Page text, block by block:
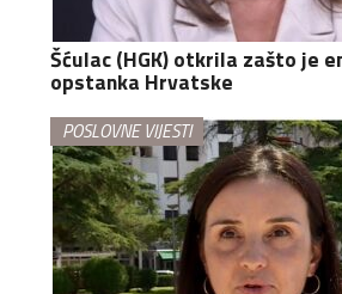
Šćulac (HGK) otkrila zašto je
opstanka Hrvatske
POSLOVNE VIJESTI